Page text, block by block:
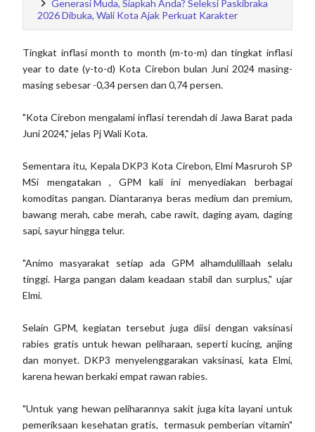
Generasi Muda, Siapkah Anda? Seleksi Paskibraka
2026 Dibuka, Wali Kota Ajak Perkuat Karakter
Tingkat inflasi month to month (m-to-m) dan tingkat inflasi
year to date (y-to-d) Kota Cirebon bulan Juni 2024 masing-
masing sebesar -0,34 persen dan 0,74 persen.
"Kota Cirebon mengalami inflasi terendah di Jawa Barat pada
Juni 2024," jelas Pj Wali Kota.
Sementara itu, Kepala DKP3 Kota Cirebon, Elmi Masruroh SP
MSi mengatakan , GPM kali ini menyediakan berbagai
komoditas pangan. Diantaranya beras medium dan premium,
bawang merah, cabe merah, cabe rawit, daging ayam, daging
sapi, sayur hingga telur.
"Animo masyarakat setiap ada GPM alhamdulillaah selalu
tinggi. Harga pangan dalam keadaan stabil dan surplus," ujar
Elmi.
Selain GPM, kegiatan tersebut juga diisi dengan vaksinasi
rabies gratis untuk hewan peliharaan, seperti kucing, anjing
dan monyet. DKP3 menyelenggarakan vaksinasi, kata Elmi,
karena hewan berkaki empat rawan rabies.
"Untuk yang hewan peliharannya sakit juga kita layani untuk
pemeriksaan kesehatan gratis, termasuk pemberian vitamin"